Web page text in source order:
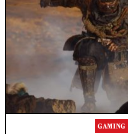
GAMING